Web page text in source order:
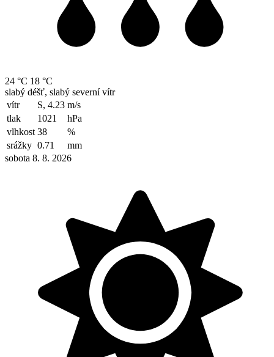
24 °C 18 °C
slabý déšť, slabý severní vítr
vítr
S, 4.23 m/s
tlak
1021
hPa
vlhkost 38
%
srážky 0.71
mm
sobota 8. 8. 2026